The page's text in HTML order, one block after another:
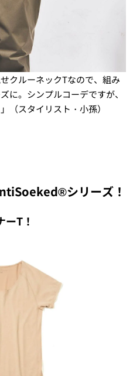
クルーネックTなので、組み
に。シンプルコーデですが、
（スタイリスト・小孫）
シリーズ！
T！